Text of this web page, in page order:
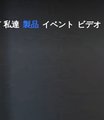
私達 製品 イベント ビデオ